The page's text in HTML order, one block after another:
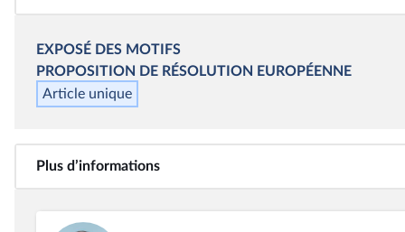
EXPOSÉ DES MOTIFS
PROPOSITION DE RÉSOLUTION EUROPÉENNE
Article unique
Plus d’informations